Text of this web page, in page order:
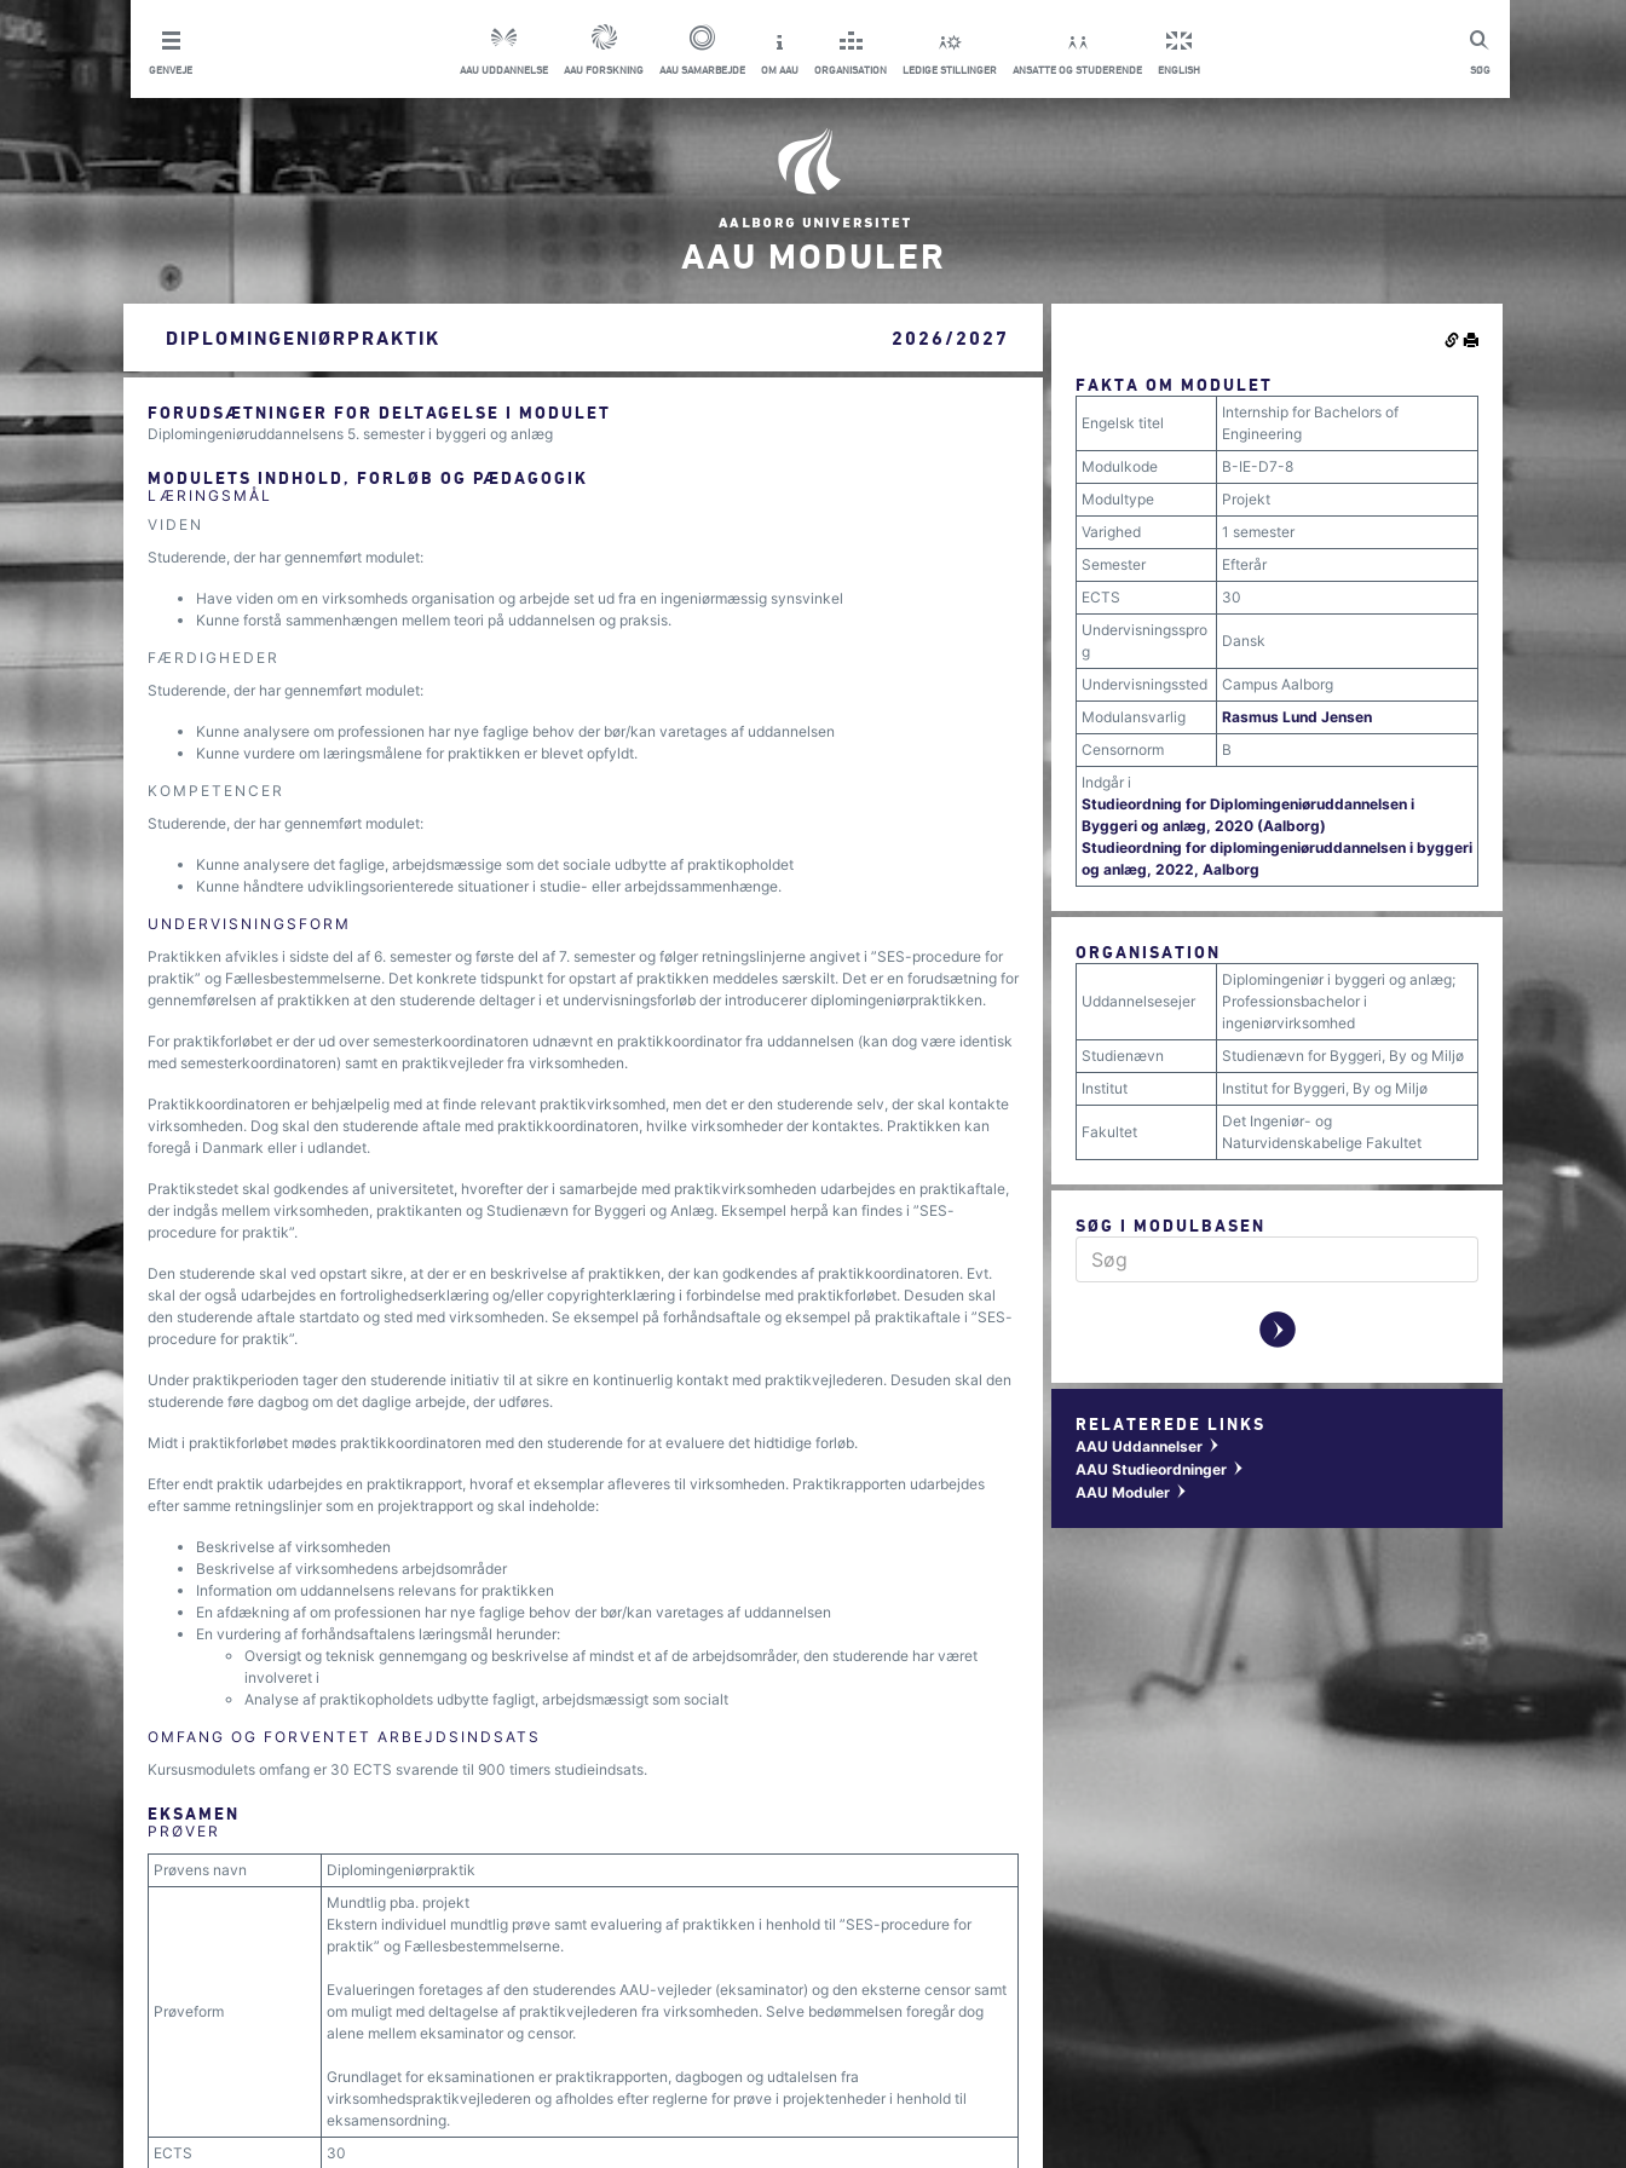
SØG
GENVEJE AAU UDDANNELSE AAU FORSKNING AAU SAMARBEJDE OM AAU ORGANISATION LEDIGE STILLINGER ANSATTE OG STUDERENDE ENGLISH
AAU MODULER
DIPLOMINGENIØRPRAKTIK 2026/2027
FORUDSÆTNINGER FOR DELTAGELSE I MODULET
Diplomingeniøruddannelsens 5. semester i byggeri og anlæg
MODULETS INDHOLD, FORLØB OG PÆDAGOGIK
LÆRINGSMÅL
VIDEN
Studerende, der har gennemført modulet:
Have viden om en virksomheds organisation og arbejde set ud fra en ingeniørmæssig synsvinkel
Kunne forstå sammenhængen mellem teori på uddannelsen og praksis.
FÆRDIGHEDER
Studerende, der har gennemført modulet:
Kunne analysere om professionen har nye faglige behov der bør/kan varetages af uddannelsen
Kunne vurdere om læringsmålene for praktikken er blevet opfyldt.
KOMPETENCER
Studerende, der har gennemført modulet:
Kunne analysere det faglige, arbejdsmæssige som det sociale udbytte af praktikopholdet
Kunne håndtere udviklingsorienterede situationer i studie- eller arbejdssammenhænge.
UNDERVISNINGSFORM
Praktikken afvikles i sidste del af 6. semester og første del af 7. semester og følger retningslinjerne angivet i ”SES-procedure for
praktik” og Fællesbestemmelserne. Det konkrete tidspunkt for opstart af praktikken meddeles særskilt. Det er en forudsætning for
gennemførelsen af praktikken at den studerende deltager i et undervisningsforløb der introducerer diplomingeniørpraktikken.
For praktikforløbet er der ud over semesterkoordinatoren udnævnt en praktikkoordinator fra uddannelsen (kan dog være identisk
med semesterkoordinatoren) samt en praktikvejleder fra virksomheden.
Praktikkoordinatoren er behjælpelig med at finde relevant praktikvirksomhed, men det er den studerende selv, der skal kontakte
virksomheden. Dog skal den studerende aftale med praktikkoordinatoren, hvilke virksomheder der kontaktes. Praktikken kan
foregå i Danmark eller i udlandet.
Praktikstedet skal godkendes af universitetet, hvorefter der i samarbejde med praktikvirksomheden udarbejdes en praktikaftale,
der indgås mellem virksomheden, praktikanten og Studienævn for Byggeri og Anlæg. Eksempel herpå kan findes i ”SES-
procedure for praktik”.
Den studerende skal ved opstart sikre, at der er en beskrivelse af praktikken, der kan godkendes af praktikkoordinatoren. Evt.
skal der også udarbejdes en fortrolighedserklæring og/eller copyrighterklæring i forbindelse med praktikforløbet. Desuden skal
den studerende aftale startdato og sted med virksomheden. Se eksempel på forhåndsaftale og eksempel på praktikaftale i ”SES-
procedure for praktik”.
Under praktikperioden tager den studerende initiativ til at sikre en kontinuerlig kontakt med praktikvejlederen. Desuden skal den
studerende føre dagbog om det daglige arbejde, der udføres.
Midt i praktikforløbet mødes praktikkoordinatoren med den studerende for at evaluere det hidtidige forløb.
Efter endt praktik udarbejdes en praktikrapport, hvoraf et eksemplar afleveres til virksomheden. Praktikrapporten udarbejdes
efter samme retningslinjer som en projektrapport og skal indeholde:
Beskrivelse af virksomheden
Beskrivelse af virksomhedens arbejdsområder
Information om uddannelsens relevans for praktikken
En afdækning af om professionen har nye faglige behov der bør/kan varetages af uddannelsen
En vurdering af forhåndsaftalens læringsmål herunder:
Oversigt og teknisk gennemgang og beskrivelse af mindst et af de arbejdsområder, den studerende har været
involveret i
Analyse af praktikopholdets udbytte fagligt, arbejdsmæssigt som socialt
OMFANG OG FORVENTET ARBEJDSINDSATS
Kursusmodulets omfang er 30 ECTS svarende til 900 timers studieindsats.
EKSAMEN
PRØVER
Prøvens navn Diplomingeniørpraktik
Prøveform
Mundtlig pba. projekt
Ekstern individuel mundtlig prøve samt evaluering af praktikken i henhold til ”SES-procedure for
praktik” og Fællesbestemmelserne.
Evalueringen foretages af den studerendes AAU-vejleder (eksaminator) og den eksterne censor samt
om muligt med deltagelse af praktikvejlederen fra virksomheden. Selve bedømmelsen foregår dog
alene mellem eksaminator og censor.
Grundlaget for eksaminationen er praktikrapporten, dagbogen og udtalelsen fra
virksomhedspraktikvejlederen og afholdes efter reglerne for prøve i projektenheder i henhold til
eksamensordning.
ECTS
30
FAKTA OM MODULET
Engelsk titel
Internship for Bachelors of
Engineering
Modulkode
B-IE-D7-8
Modultype
Projekt
Varighed
1 semester
Semester
Efterår
ECTS
30
Undervisningsspro
g
Dansk
Undervisningssted
Campus Aalborg
Modulansvarlig
Rasmus Lund Jensen
Censornorm
B
Indgår i
Studieordning for Diplomingeniøruddannelsen i
Byggeri og anlæg, 2020 (Aalborg)
Studieordning for diplomingeniøruddannelsen i byggeri
og anlæg, 2022, Aalborg
ORGANISATION
Uddannelsesejer
Diplomingeniør i byggeri og anlæg;
Professionsbachelor i
ingeniørvirksomhed
Studienævn
Studienævn for Byggeri, By og Miljø
Institut
Institut for Byggeri, By og Miljø
Fakultet
Det Ingeniør- og
Naturvidenskabelige Fakultet
SØG I MODULBASEN
y
RELATEREDE LINKS
AAU Uddannelser w
AAU Studieordninger w
AAU Moduler w